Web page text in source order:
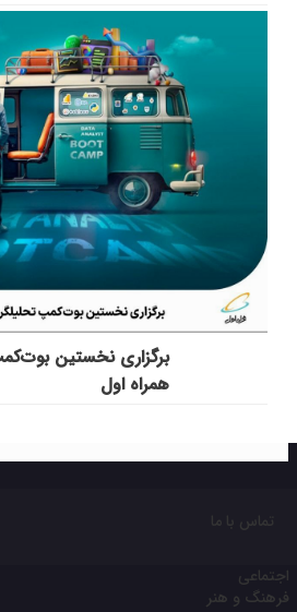
برگزاری نخستین
همراه اول
تماس با ما
اجتماعی
فرهنگ و هنر